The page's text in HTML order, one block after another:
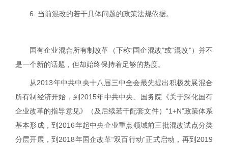
6. 当前混改的若干具体问题的政策法规依据。
国有企业混合所有制改革（下称“国企混改”或“混改”）并不
是一个新的话题，但却始终保持着足够的热度。
从2013年中共中央十八届三中全会最先提出积极发展混合
所有制经济开始，到 2015年中共中央、国务院《关于深化国有
企业改革的指导意见》（及后续若干配套文件）“1+N”政策体系
基本形成，到 2016年起中央企业重点领域前三批混改试点分类
分层开展，到 2018年国企改革“双百行动”正式启动，再到 2019